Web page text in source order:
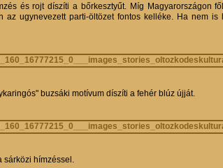
és rojt díszíti a bőrkesztyűt. Míg Magyarországon
az ugynevezett parti-öltözet fontos kelléke. Ha nem
buzsáki motívum díszíti a fehér blúz újját.
sárközi hímzéssel.